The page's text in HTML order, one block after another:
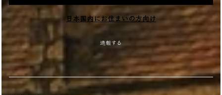
日本国内にお住まいの方向け
通報する